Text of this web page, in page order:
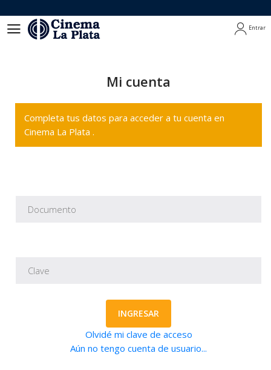
Entrar
Mi cuenta
Completa tus datos para acceder a tu cuenta en
Cinema La Plata .
INGRESAR
Olvidé mi clave de acceso
Aún no tengo cuenta de usuario...